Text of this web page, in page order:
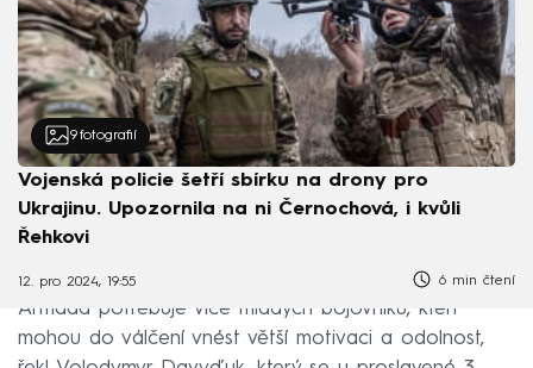
9 fotografií
Vojenská policie šetří sbírku na drony pro
Ukrajinu. Upozornila na ni Černochová, i kvůli
Řehkovi
12. pro 2024, 19:55 6 min čtení
Armáda potřebuje více mladých bojovníků, kteří
mohou do válčení vnést větší motivaci a odolnost,